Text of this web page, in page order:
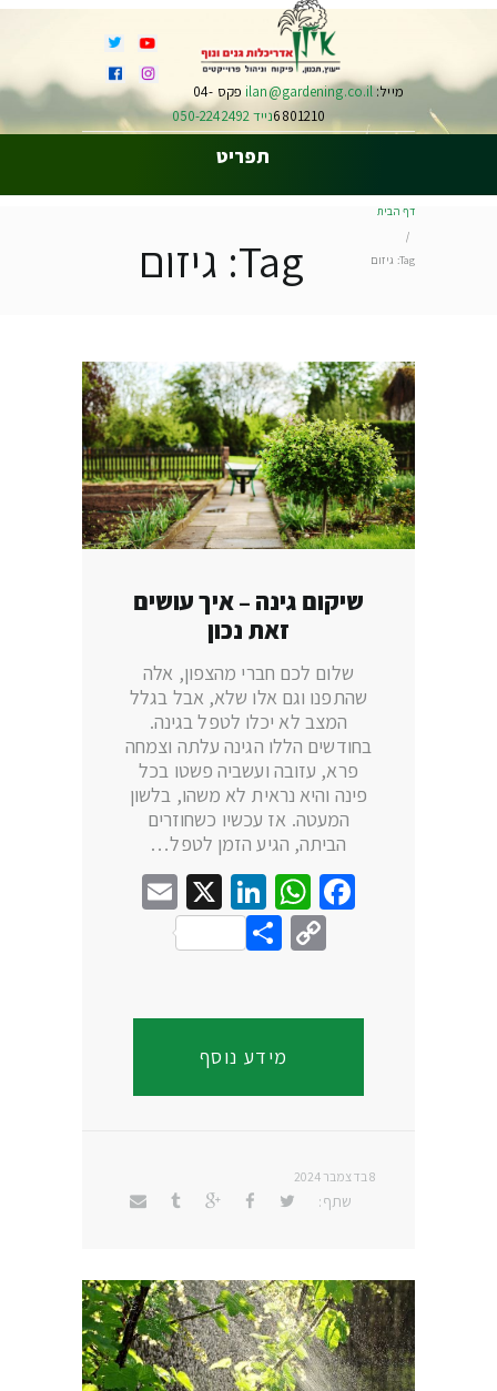
מייל:ilan@gardening.co.il
פקס 04-
6801210נייד 050-2242492
תפריט
Tag: גיזום
דף הבית
Tag: גיזום
שיקום גינה – איך עושים
זאת נכון
שלום לכם חברי מהצפון, אלה
שהתפנו וגם אלו שלא, אבל בגלל
המצב לא יכלו לטפל בגינה.
בחודשים הללו הגינה עלתה וצמחה
פרא, עזובה ועשביה פשטו בכל
פינה והיא נראית לא משהו, בלשון
המעטה. אז עכשיו כשחוזרים
הביתה, הגיע הזמן לטפל…
Facebook
WhatsApp
LinkedIn
X
Copy
Share
מידע נוסף
8 בדצמבר 2024
שתף: